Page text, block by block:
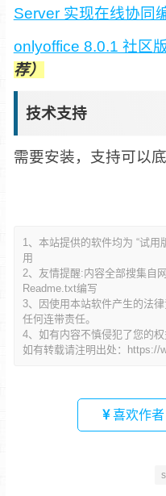
Server 实现在线协同
onlyoffice 8.0.1 社区
荐）
技术支持
需要安装，支持可以
1、本站提供的软件均为 “试用
用
2、友情提醒:内容全部搜集自
Readme.txt编写
3、因使用本站软件产生的法
任何连带责任。
4、如有内容不慎侵犯了您的
如有转载请注明出处：
https://
喜欢作者